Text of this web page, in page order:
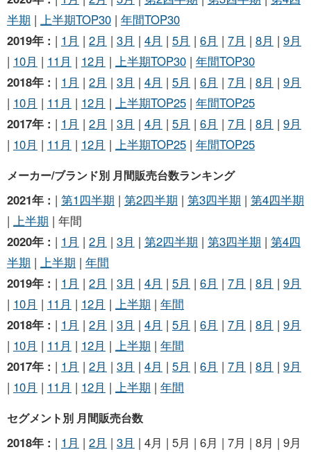
半期 | 上半期TOP30 | 年間TOP30
2019年 : | 1月 | 2月 | 3月 | 4月 | 5月 | 6月 | 7月 | 8月 | 9月
| 10月 | 11月 | 12月 | 上半期TOP30 | 年間TOP30
2018年 : | 1月 | 2月 | 3月 | 4月 | 5月 | 6月 | 7月 | 8月 | 9月
| 10月 | 11月 | 12月 | 上半期TOP25 | 年間TOP25
2017年 : | 1月 | 2月 | 3月 | 4月 | 5月 | 6月 | 7月 | 8月 | 9月
| 10月 | 11月 | 12月 | 上半期TOP25 | 年間TOP25
メーカー/ブランド別 月間販売台数ランキング
2021年 : | 第1四半期 | 第2四半期 | 第3四半期 | 第4四半期
| 上半期 | 年間
2020年 : | 1月 | 2月 | 3月 | 第2四半期 | 第3四半期 | 第4四
半期 | 上半期 | 年間
2019年 : | 1月 | 2月 | 3月 | 4月 | 5月 | 6月 | 7月 | 8月 | 9月
| 10月 | 11月 | 12月 | 上半期 | 年間
2018年 : | 1月 | 2月 | 3月 | 4月 | 5月 | 6月 | 7月 | 8月 | 9月
| 10月 | 11月 | 12月 | 上半期 | 年間
2017年 : | 1月 | 2月 | 3月 | 4月 | 5月 | 6月 | 7月 | 8月 | 9月
| 10月 | 11月 | 12月 | 上半期 | 年間
セグメント別 月間販売台数
2018年 : | 1月 | 2月 | 3月 | 4月 | 5月 | 6月 | 7月 | 8月 | 9月